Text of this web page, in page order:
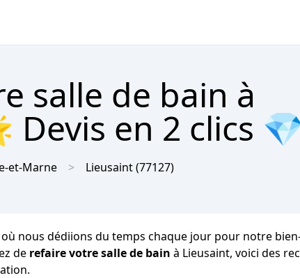
salle de bain à
Devis en 2 clics
et-Marne Lieusaint(77127)
nous dédiions du temps chaque jour pour notre
de refaire votre salle de bain à Lieusaint, voici des